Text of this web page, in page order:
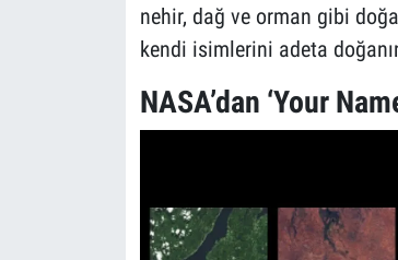
nehir, dağ ve orman gibi
kendi isimlerini adeta
NASA’dan ‘Your